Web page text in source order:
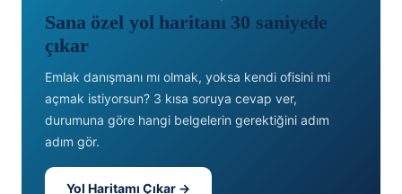
Sana özel yol haritanı 30 saniyede
çıkar
Emlak danışmanı mı olmak, yoksa kendi ofisini mi
açmak istiyorsun? 3 kısa soruya cevap ver,
durumuna göre hangi belgelerin gerektiğini adım
adım gör.
Yol Haritamı Çıkar →